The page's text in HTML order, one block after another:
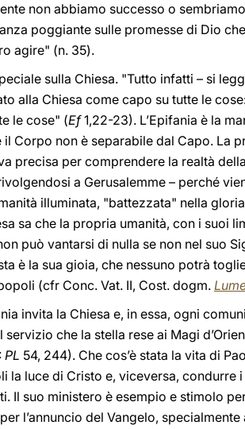
non abbiamo successo o
poggiante sulle promesse di Dio
agire" (n. 35).
sulla Chiesa. "Tutto infatti – si
alla Chiesa come capo su tutte le
le cose" (Ef1,22-23). L’Epifania è la
Corpo non è separabile dal Capo. La
precisa per comprendere la realtà
a Gerusalemme – perché
illuminata, "battezzata" nella
sa che la propria umanità, con i suoi
può vantarsi di nulla se non nel suo
è la sua gioia, che nessuno potrà
(cfr Conc. Vat. II, Cost. dogm.
invita la Chiesa e, in essa, ogni
che la stella rese ai Magi
PL 54, 244). Che cos’è stata la vita di
luce di Cristo e, viceversa, condurre
Il suo ministero è esempio e stimolo
l’annuncio del Vangelo,